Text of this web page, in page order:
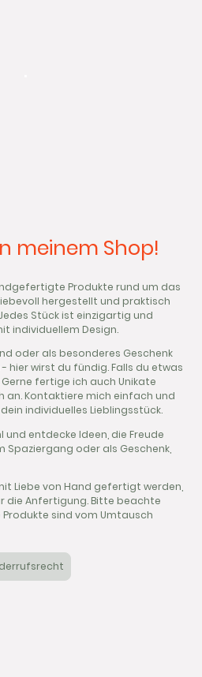
meinem Shop!
Produkte rund um das
hergestellt und praktisch
Stück ist einzigartig und
individuellem Design.
oder als besonderes Geschenk
hier wirst du fündig. Falls du etwas
fertige ich auch Unikate
an. Kontaktiere mich einfach und
individuelles Lieblingsstück.
entdecke Ideen, die Freude
Spaziergang oder als Geschenk,
Liebe von Hand gefertigt werden,
die Anfertigung. Bitte beachte
sind vom Umtausch